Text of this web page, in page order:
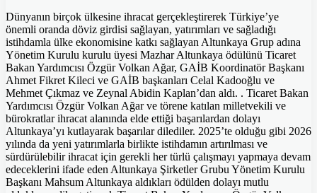
Dünyanın birçok ülkesine ihracat gerçekleştirerek Türkiye’ye
önemli oranda döviz girdisi sağlayan, yatırımları ve sağladığı
istihdamla ülke ekonomisine katkı sağlayan Altunkaya Grup adına
Yönetim Kurulu kurulu üyesi Mazhar Altunkaya ödülünü Ticaret
Bakan Yardımcısı Özgür Volkan Ağar, GAİB Koordinatör Başkanı
Ahmet Fikret Kileci ve GAİB başkanları Celal Kadooğlu ve
Mehmet Çıkmaz ve Zeynal Abidin Kaplan’dan aldı. . Ticaret Bakan
Yardımcısı Özgür Volkan Ağar ve törene katılan milletvekili ve
bürokratlar ihracat alanında elde ettiği başarılardan dolayı
Altunkaya’yı kutlayarak başarılar dilediler. 2025’te olduğu gibi 2026
yılında da yeni yatırımlarla birlikte istihdamın artırılması ve
sürdürülebilir ihracat için gerekli her türlü çalışmayı yapmaya devam
edeceklerini ifade eden Altunkaya Şirketler Grubu Yönetim Kurulu
Başkanı Mahsum Altunkaya aldıkları ödülden dolayı mutlu